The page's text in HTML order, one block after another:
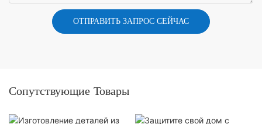
ОТПРАВИТЬ ЗАПРОС СЕЙЧАС
Сопутствующие Товары